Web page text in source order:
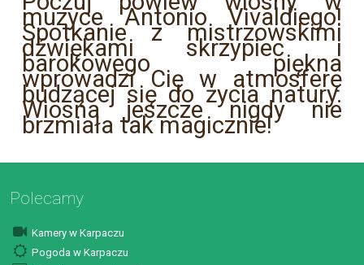
muzyce Antonio Vivaldiego!
Spotkanie z mistrzowskimi
dźwiękami skrzypiec i
barokowego piękna
wprowadzi Cię w atmosferę
budzącej się do życia natury.
Wiosna jeszcze nigdy nie
brzmiała tak magicznie!
Polecamy
Kamery w Karpaczu
Pogoda w Karpaczu